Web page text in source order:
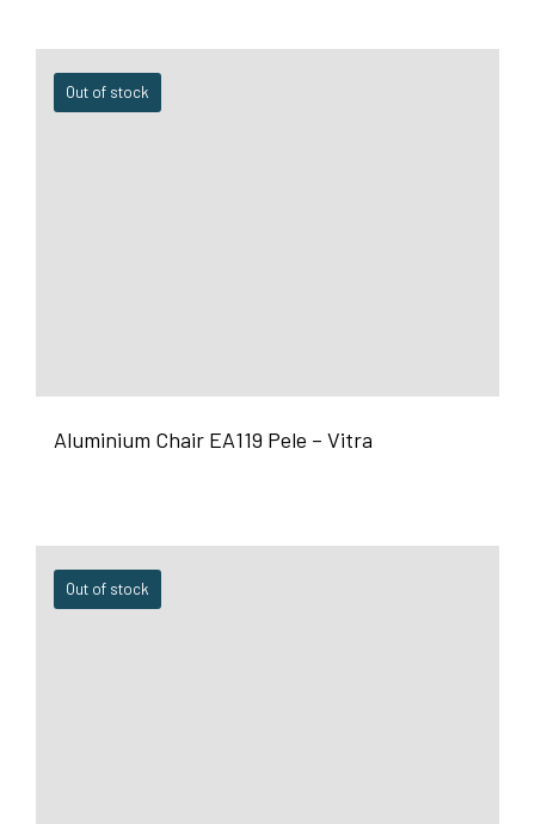
Out of stock
Aluminium Chair EA119 Pele – Vitra
Out of stock